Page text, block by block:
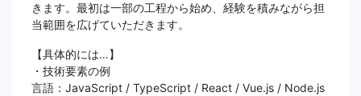
きます。最初は一部の工程から始め、経験を積みながら担
当範囲を広げていただきます。
【具体的には…】
・技術要素の例
言語：JavaScript / TypeScript / React / Vue.js / Node.js